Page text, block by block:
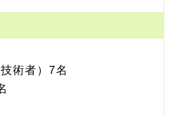
術者）7名